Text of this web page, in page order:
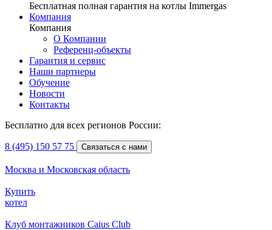
Бесплатная полная гарантия на котлы Immergas
Компания
Компания
О Компании
Референц-объекты
Гарантия и сервис
Наши партнеры
Обучение
Новости
Контакты
Бесплатно для всех регионов России:
8 (495) 150 57 75 Связаться с нами
Москва и Московская область
Купить
котел
Клуб монтажников Caius Club